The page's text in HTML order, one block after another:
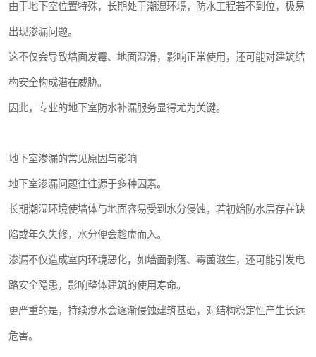
由于地下室位置特殊，长期处于潮湿环境，防水工程若不到位，极易
出现渗漏问题。
这不仅会导致墙面发霉、地面湿滑，影响正常使用，还可能对建筑结
构安全构成潜在威胁。
因此，专业的地下室防水补漏服务显得尤为关键。
地下室渗漏的常见原因与影响
地下室渗漏问题往往源于多种因素。
长期潮湿环境使墙体与地面容易受到水分侵蚀，若初始防水层存在缺
陷或年久失修，水分便会趁虚而入。
渗漏不仅造成室内环境恶化，如墙面剥落、霉菌滋生，还可能引发电
路安全隐患，影响整体建筑的使用寿命。
更严重的是，持续渗水会逐渐侵蚀建筑基础，对结构稳定性产生长远
危害。